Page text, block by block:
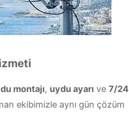
montajı, uydu ayarı ve 7/24
ekibimizle aynı gün çözüm